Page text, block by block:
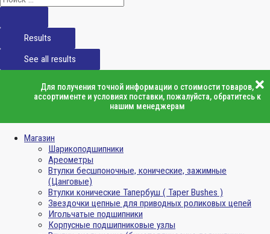
Results
See all results
Для получения точной информации о стоимости товаров,
ассортименте и условиях поставки, пожалуйста, обратитесь к
нашим менеджерам
Магазин
Шарикоподшипники
Ареометры
Втулки бесшпоночные, конические, зажимные
(Цанговые)
Втулки конические Тапербуш ( Taper Bushes )
Звездочки цепные для приводных роликовых цепей
Игольчатые подшипники
Корпусные подшипниковые узлы